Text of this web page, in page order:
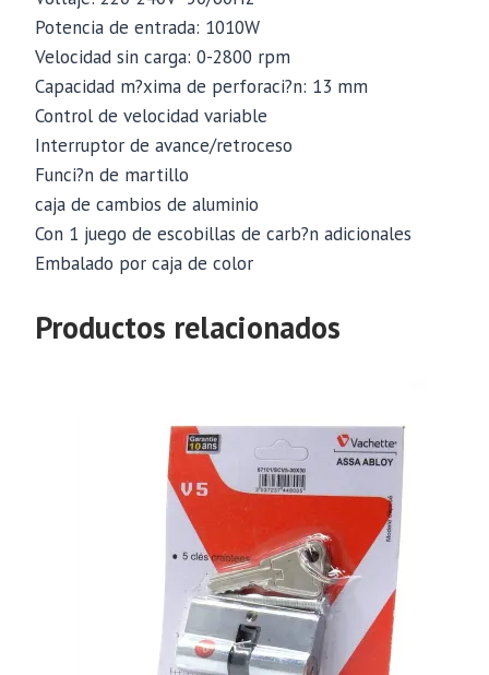
Potencia de entrada: 1010W
Velocidad sin carga: 0-2800 rpm
Capacidad m?xima de perforaci?n: 13 mm
Control de velocidad variable
Interruptor de avance/retroceso
Funci?n de martillo
caja de cambios de aluminio
Con 1 juego de escobillas de carb?n adicionales
Embalado por caja de color
Productos relacionados